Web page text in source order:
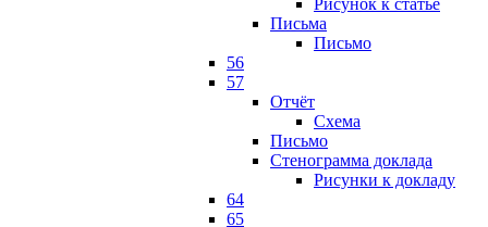
Рисунок к статье
Письма
Письмо
56
57
Отчёт
Схема
Письмо
Стенограмма доклада
Рисунки к докладу
64
65